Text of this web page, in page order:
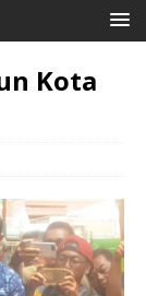
Kota